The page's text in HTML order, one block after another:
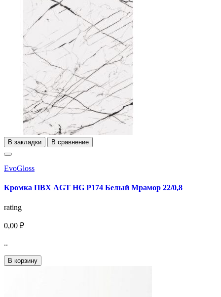
В закладки В сравнение
EvoGloss
Кромка ПВХ AGT HG Р174 Белый Мрамор 22/0,8
rating
0,00 ₽
..
В корзину